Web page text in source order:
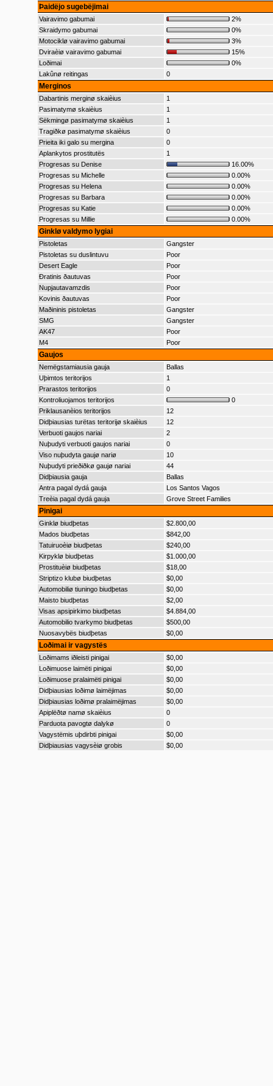
Þaidëjo sugebëjimai
Vairavimo gabumai
2%
Skraidymo gabumai
0%
Motociklø vairavimo gabumai
3%
Dviraèiø vairavimo gabumai
15%
Loðimai
0%
Lakûnø reitingas
0
Merginos
Dabartinis merginø skaièius
1
Pasimatymø skaièius
1
Sëkmingø pasimatymø skaièius
1
Tragiðkø pasimatymø skaièius
0
Prieita iki galo su mergina
0
Aplankytos prostitutës
1
Progresas su Denise
16.00%
Progresas su Michelle
0.00%
Progresas su Helena
0.00%
Progresas su Barbara
0.00%
Progresas su Katie
0.00%
Progresas su Millie
0.00%
Ginklø valdymo lygiai
Pistoletas
Gangster
Pistoletas su duslintuvu
Poor
Desert Eagle
Poor
Ðratinis ðautuvas
Poor
Nupjautavamzdis
Poor
Kovinis ðautuvas
Poor
Maðininis pistoletas
Gangster
SMG
Gangster
AK47
Poor
M4
Poor
Gaujos
Nemëgstamiausia gauja
Ballas
Uþimtos teritorijos
1
Prarastos teritorijos
0
Kontroliuojamos teritorijos
0
Priklausanèios teritorijos
12
Didþiausias turëtas teritorijø skaièius
12
Verbuoti gaujos nariai
2
Nuþudyti verbuoti gaujos nariai
0
Viso nuþudyta gaujø nariø
10
Nuþudyti prieðiðkø gaujø nariai
44
Didþiausia gauja
Ballas
Antra pagal dydá gauja
Los Santos Vagos
Treèia pagal dydá gauja
Grove Street Families
Pinigai
Ginklø biudþetas
$2.800,00
Mados biudþetas
$842,00
Tatuiruoèiø biudþetas
$240,00
Kirpyklø biudþetas
$1.000,00
Prostituèiø biudþetas
$18,00
Striptizo klubø biudþetas
$0,00
Automobiliø tiuningo biudþetas
$0,00
Maisto biudþetas
$2,00
Visas apsipirkimo biudþetas
$4.884,00
Automobilio tvarkymo biudþetas
$500,00
Nuosavybës biudþetas
$0,00
Loðimai ir vagystës
Loðimams iðleisti pinigai
$0,00
Loðimuose laimëti pinigai
$0,00
Loðimuose pralaimëti pinigai
$0,00
Didþiausias loðimø laimëjimas
$0,00
Didþiausias loðimø pralaimëjimas
$0,00
Apiplëðtø namø skaièius
0
Parduota pavogtø dalykø
0
Vagystëmis uþdirbti pinigai
$0,00
Didþiausias vagysèiø grobis
$0,00